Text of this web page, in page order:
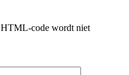
HTML-code wordt niet